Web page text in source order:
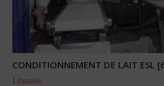
CONDITIONNEMENT DE LAIT ESL
Lituanie